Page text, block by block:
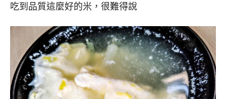
吃到品質這麼好的米，很難得說